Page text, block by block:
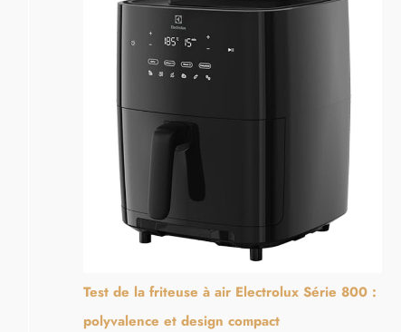
Test de la friteuse à air Electrolux Série 800 :
polyvalence et design compact